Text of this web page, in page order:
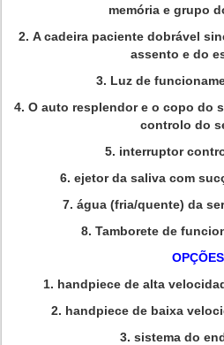
memória e grupo
2. A cadeira paciente dobrável
assento e do
3. Luz de
4. O auto resplendor e o copo do
controlo do
5. interruptor
6. ejetor da saliva com
7. água (fria/quente) da
8. Tamborete de
OPÇÕES
1. handpiece de alta
2. handpiece de baixa
3. sistema do